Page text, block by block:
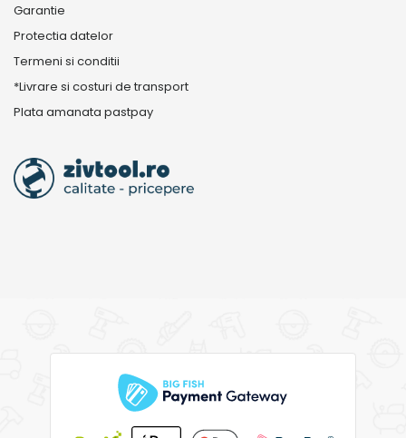
Garantie
Protectia datelor
Termeni si conditii
*Livrare si costuri de transport
Plata amanata pastpay